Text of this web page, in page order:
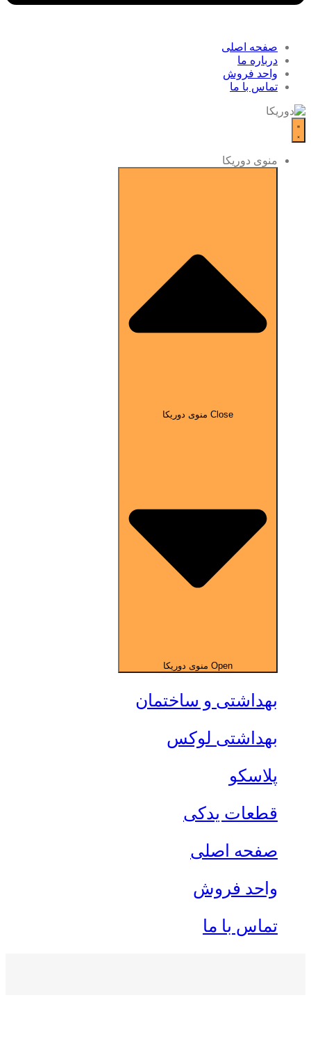
صفحه اصلی
درباره ما
واحد فروش
تماس با ما
منوی دوریکا
Close منوی دوریکا
Open منوی دوریکا
بهداشتی و ساختمان
بهداشتی لوکس
پلاسکو
قطعات یدکی
صفحه اصلی
واحد فروش
تماس با ما